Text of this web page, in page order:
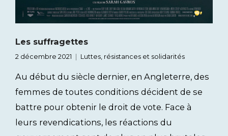
Les suffragettes
2 décembre 2021 Luttes, résistances et solidarités
Au début du siècle dernier, en Angleterre, des
femmes de toutes conditions décident de se
battre pour obtenir le droit de vote. Face à
leurs revendications, les réactions du